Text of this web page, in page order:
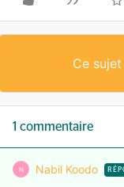
Ce
1 commentaire
N Nabil Koodo